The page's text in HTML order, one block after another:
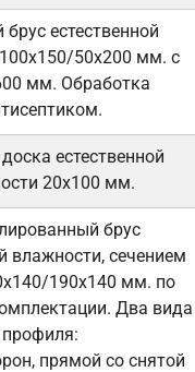
брус естественной
50х200 мм. с
мм. Обработка
естественной
20х100 мм.
брус
влажности, сечением
190х140 мм. по
Два вида
профиля:
прямой со снятой